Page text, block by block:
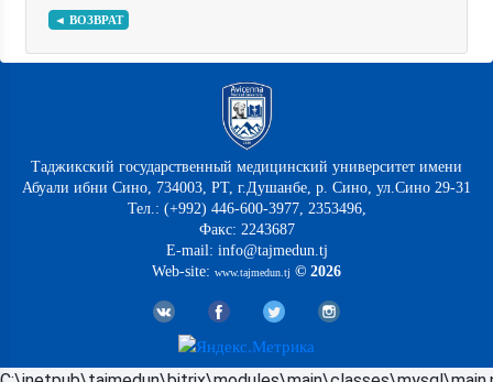
◄ ВОЗВРАТ
Таджикский государственный медицинский университет имени
Абуали ибни Сино, 734003, РТ, г.Душанбе, р. Сино, ул.Сино 29-31
Тел.: (+992) 446-600-3977, 2353496,
Факс: 2243687
E-mail: info@tajmedun.tj
Web-site: www.tajmedun.tj © 2026